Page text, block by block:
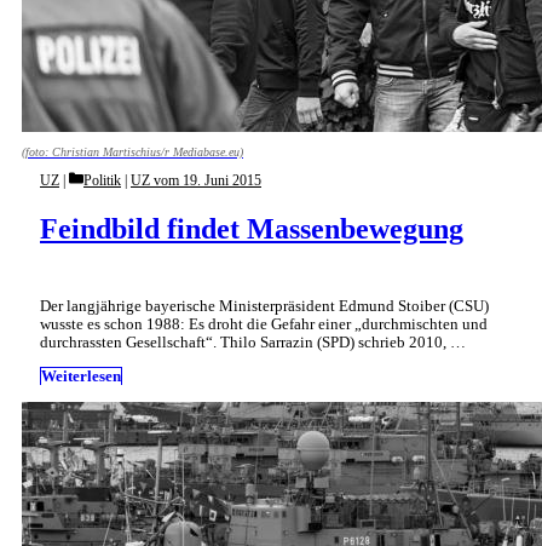
(foto: Christian Martischius/r Mediabase.eu)
Feindbild findet Massenbewegung
UZ Categories
Politik | UZ vom 19. Juni 2015
Der langjährige bayerische Ministerpräsident Edmund Stoi­ber (CSU)
wusste es schon 1988: Es droht die Gefahr einer „durchmischten und
durchrassten Gesellschaft“. Thilo Sarrazin (SPD) schrieb 2010, …
Weiterlesen